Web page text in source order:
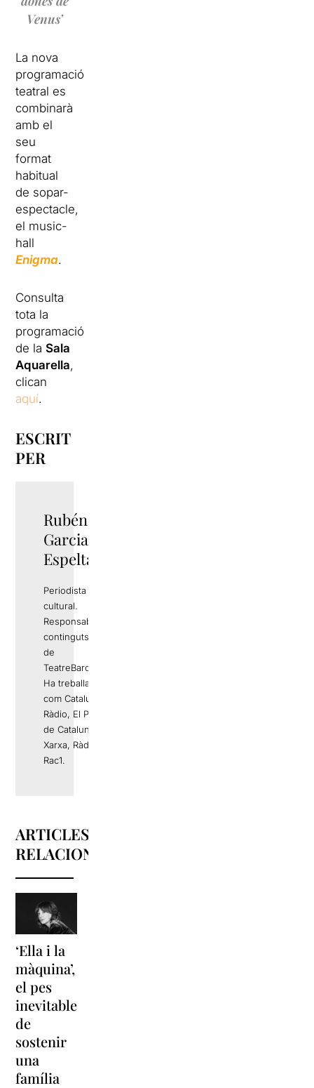
Venus’
La nova
programació
teatral es
combinarà
amb el
seu
format
habitual
de sopar-
espectacle,
el music-
hall
Enigma.
Consulta
tota la
programació
de laSala
Aquarella,
clican
aquí.
ESCRIT
PER
Rubén
Garcia
Espelta
Periodista i gestor
cultural.
Responsable de
continguts editorials
de
TeatreBarcelona.com
Ha treballat a mitjans
com Catalunya
Ràdio, El Periódico
de Catalunya, La
Xarxa, Ràdio 4 o
Rac1.
ARTICLES
RELACIONATS
‘Ella i la
màquina’,
el pes
inevitable
de
sostenir
una
família